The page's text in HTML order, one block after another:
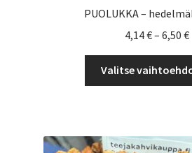
PUOLUKKA –
4,14€– 6,50 €
-
Valitse